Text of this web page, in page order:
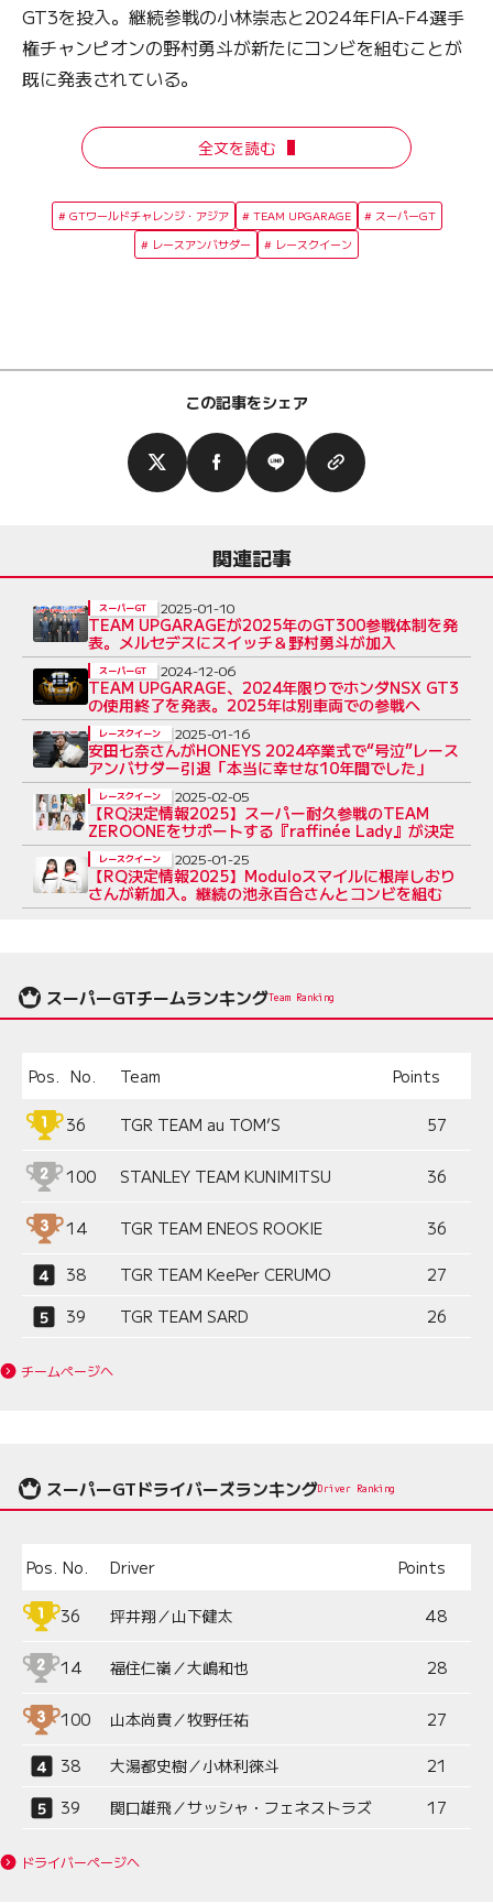
GT3を投入。継続参戦の小林崇志と2024年FIA-F4選手
権チャンピオンの野村勇斗が新たにコンビを組むことが
既に発表されている。
全文を読む
GTワールドチャレンジ・アジア TEAM UPGARAGE
スーパーGT
レースアンバサダー
レースクイーン
この記事をシェア
関連記事
TEAM UPGARAGEが2025年のGT300参戦体制を発
表。メルセデスにスイッチ＆野村勇斗が加入
スーパーGT 2025-01-10
TEAM UPGARAGE、2024年限りでホンダNSX GT3
の使用終了を発表。2025年は別車両での参戦へ
スーパーGT 2024-12-06
安田七奈さんがHONEYS 2024卒業式で“号泣”レース
アンバサダー引退「本当に幸せな10年間でした」
レースクイーン 2025-01-16
【RQ決定情報2025】スーパー耐久参戦のTEAM
ZEROONEをサポートする『raffinée Lady』が決定
レースクイーン 2025-02-05
【RQ決定情報2025】Moduloスマイルに根岸しおり
さんが新加入。継続の池永百合さんとコンビを組む
レースクイーン 2025-01-25
スーパーGTチームランキングTeam Ranking
Pos. No. Team Points
36 TGR TEAM au TOM’S 57
100 STANLEY TEAM KUNIMITSU 36
14 TGR TEAM ENEOS ROOKIE 36
38 TGR TEAM KeePer CERUMO
27
39
TGR TEAM SARD 26
チームページへ
スーパーGTドライバーズランキングDriver Ranking
Pos. No. Driver Points
36 坪井翔／山下健太 48
14 福住仁嶺／大嶋和也 28
100 山本尚貴／牧野任祐 27
38 大湯都史樹／小林利徠斗
21
39
関口雄飛／サッシャ・フェネストラズ 17
ドライバーページへ